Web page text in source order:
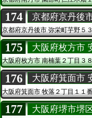
174 京都府京丹後
京都府京丹後市弥栄町芋野５
175 大阪府枚方市
大阪府枚方市南楠葉２丁目３
176 大阪府箕面市
大阪府箕面市 牧落２丁目１１
177 大阪府堺市堺